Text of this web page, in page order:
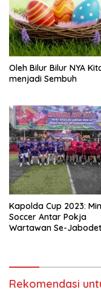
Oleh Bilur Bilur NYA
menjadi Sembuh
Kapolda Cup 2023:
Soccer Antar Pokja
Wartawan Se-
Rekomendasi